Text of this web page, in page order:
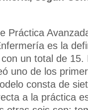
Práctica
es la
un total de 15.
uno de los
consta de
a la práctica